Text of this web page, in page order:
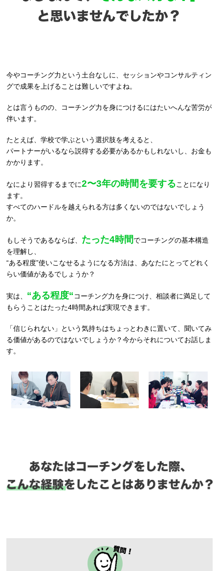
今やコーチング力という土台なしに、セッションやコンサルティン
グで成果を上げることは難しいですよね。
とは言うものの、コーチング力を身につけるにはたいへんな苦労が
伴います。
たとえば、学校で学ぶという選択肢を考えると、
パートナーがいるなら説得する必要があるかもしれないし、お金も
かかります。
なにより習得するまでに2〜3年の時間を要することになり
ます。
すべてのハードルを越えられる方は多くないのではないでしょう
か。
もしそうであるならば、 たった4時間でコーチングの基本構造
を理解し、
“ある程度”使いこなせるようになる方法は、あなたにとってどれく
らい価値があるでしょうか？
実は、 “ある程度“ コーチング力を身につけ、相談者に満足して
もらうことはたった4時間あれば実現できます。
「信じられない」という気持ちはちょっとわきに置いて、聞いてみ
る価値があるのではないでしょうか？今からそれについてお話しま
す。